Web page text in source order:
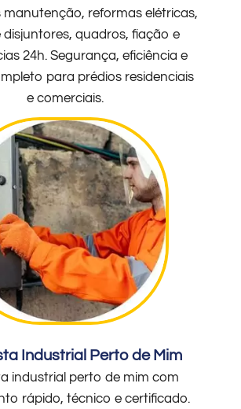
manutenção, reformas elétricas,
quadros, fiação e
24h. Segurança, eficiência e
para prédios residenciais
e comerciais.
Industrial Perto de Mim
industrial perto de mim com
rápido, técnico e certificado.